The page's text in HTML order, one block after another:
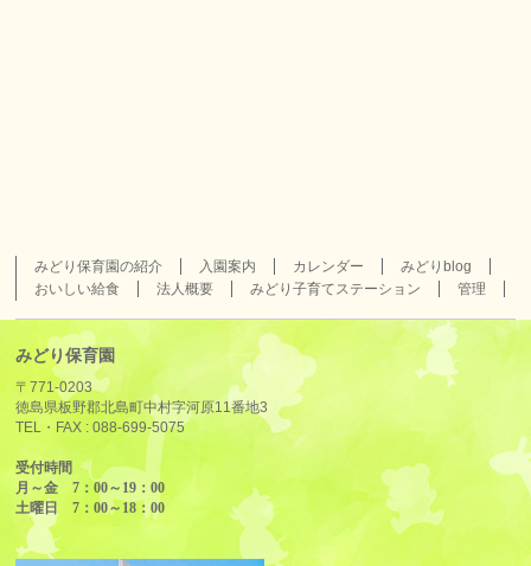
みどり保育園の紹介 入園案内 カレンダー
みどりblog
おいしい給食
法人概要 みどり子育てステーション 管理
みどり保育園
〒771-0203
徳島県板野郡北島町中村字河原11番地3
TEL・FAX :088-699-5075
受付時間
月～金 7：00～19：00
土曜日 7：00～18：00